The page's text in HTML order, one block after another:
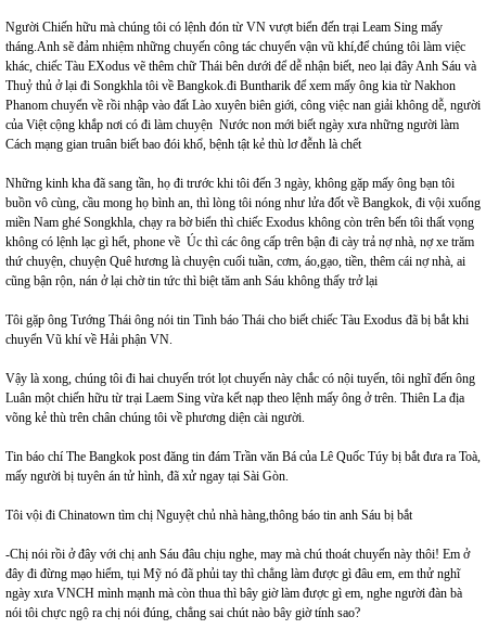
Người Chiến hữu mà chúng tôi có lệnh đón từ VN vượt biển đến trại Leam Sing mấy
tháng.Anh sẽ đảm nhiệm những chuyến công tác chuyển vận vũ khí,để chúng tôi làm việc
khác, chiếc Tàu EXodus vẽ thêm chữ Thái bên dưới để dễ nhận biết, neo lại đây Anh Sáu và
Thuỷ thủ ở lại đi Songkhla tôi về Bangkok.đi Buntharik để xem mấy ông kia từ Nakhon
Phanom chuyển về rồi nhập vào đất Lào xuyên biên giới, công việc nan giải không dễ, người
của Việt cộng khắp nơi có đi làm chuyện Nước non mới biết ngày xưa những người làm
Cách mạng gian truân biết bao đói khổ, bệnh tật kẻ thù lơ đễnh là chết
Những kinh kha đã sang tần, họ đi trước khi tôi đến 3 ngày, không gặp mấy ông bạn tôi
buồn vô cùng, cầu mong họ bình an, thì lòng tôi nóng như lửa đốt về Bangkok, đi vội xuống
miền Nam ghé Songkhla, chạy ra bờ biển thì chiếc Exodus không còn trên bến tôi thất vọng
không có lệnh lạc gì hết, phone về Úc thì các ông cấp trên bận đi cày trả nợ nhà, nợ xe trăm
thứ chuyện, chuyện Quê hương là chuyện cuối tuần, cơm, áo,gạo, tiền, thêm cái nợ nhà, ai
cũng bận rộn, nán ở lại chờ tin tức thì biệt tăm anh Sáu không thấy trở lại
Tôi gặp ông Tướng Thái ông nói tin Tình báo Thái cho biết chiếc Tàu Exodus đã bị bắt khi
chuyển Vũ khí về Hải phận VN.
Vậy là xong, chúng tôi đi hai chuyến trót lọt chuyến này chắc có nội tuyến, tôi nghĩ đến ông
Luân một chiến hữu từ trại Laem Sing vừa kết nạp theo lệnh mấy ông ở trên. Thiên La địa
võng kẻ thù trên chân chúng tôi về phương diện cài người.
Tin báo chí The Bangkok post đăng tin đám Trần văn Bá của Lê Quốc Túy bị bắt đưa ra Toà,
mấy người bị tuyên án tử hình, đã xử ngay tại Sài Gòn.
Tôi vội đi Chinatown tìm chị Nguyệt chủ nhà hàng,thông báo tin anh Sáu bị bắt
-Chị nói rồi ở đây với chị anh Sáu đâu chịu nghe, may mà chú thoát chuyến này thôi! Em ở
đây đi đừng mạo hiểm, tụi Mỹ nó đã phủi tay thì chẳng làm được gì đâu em, em thử nghĩ
ngày xưa VNCH mình mạnh mà còn thua thì bây giờ làm được gì em, nghe người đàn bà
nói tôi chực ngộ ra chị nói đúng, chẳng sai chút nào bây giờ tính sao?